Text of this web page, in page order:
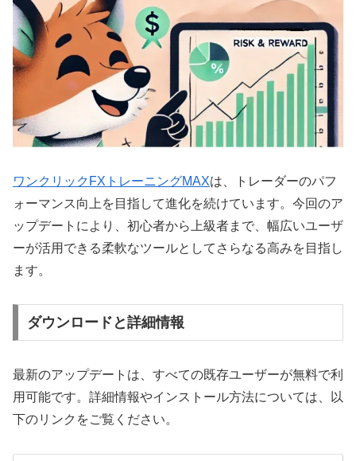
ワンクリックFXトレーニングMAXは、トレーダーのパフ
ォーマンス向上を目指して進化を続けています。今回のア
ップデートにより、初心者から上級者まで、幅広いユーザ
ーが活用できる柔軟なツールとしてさらなる高みを目指し
ます。
ダウンロードと詳細情報
最新のアップデートは、すべての既存ユーザーが無料で利
用可能です。詳細情報やインストール方法については、以
下のリンクをご覧ください。